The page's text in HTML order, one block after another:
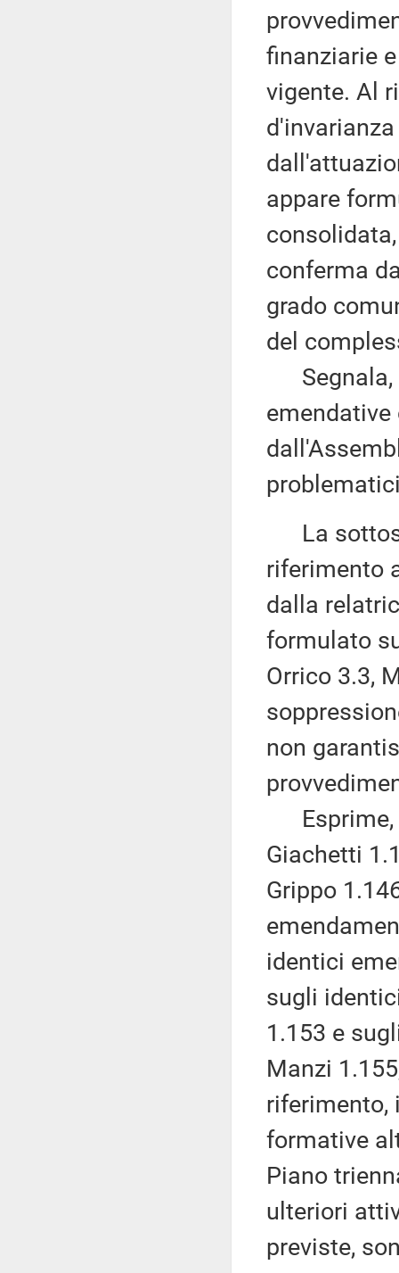
finanziarie
vigente. Al
appare
conferma
grado
del
Segnala,
La
riferimento
dalla
formulato
Orrico 3.3,
non
Esprime,
Giachetti
Grippo
identici
sugli
1.153 e
Manzi
riferimento,
formative
Piano
ulteriori
previste,